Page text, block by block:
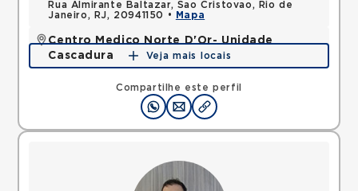
Compartilhe este perfil
Rua Almirante Baltazar, Sao Cristovao, Rio de
Janeiro, RJ, 20941150 •
Mapa
Centro Medico Norte D'Or- Unidade
Cascadura
Rua Carolina Machado, Cascadura, Rio de Janeiro,
RJ, 21350135 •
Veja mais locais